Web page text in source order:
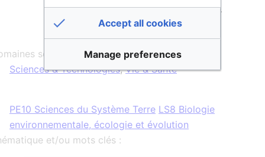
de modèle pour les futursPGDprojets.
scientifiques :
Sciences & Technologies,Vie & Santé
PE10 Sciences du Système Terre LS8 Biologie
environnementale, écologie et évolution
et/ou mots clés :
Accept all cookies
Manage preferences